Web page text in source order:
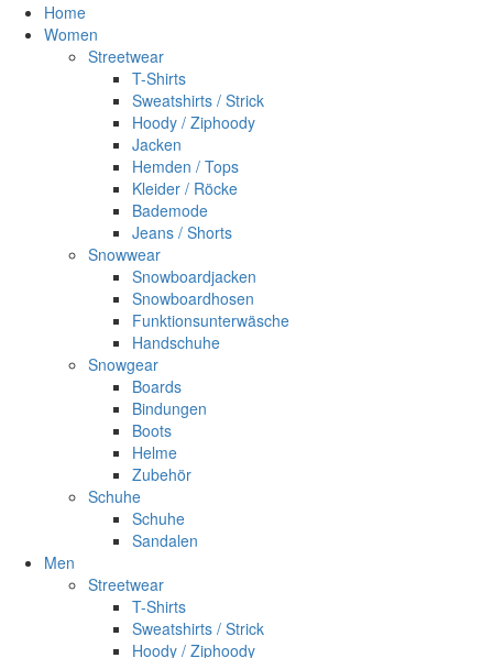
Home
Women
Streetwear
T-Shirts
Sweatshirts / Strick
Hoody / Ziphoody
Jacken
Hemden / Tops
Kleider / Röcke
Bademode
Jeans / Shorts
Snowwear
Snowboardjacken
Snowboardhosen
Funktionsunterwäsche
Handschuhe
Snowgear
Boards
Bindungen
Boots
Helme
Zubehör
Schuhe
Schuhe
Sandalen
Men
Streetwear
T-Shirts
Sweatshirts / Strick
Hoody / Ziphoody